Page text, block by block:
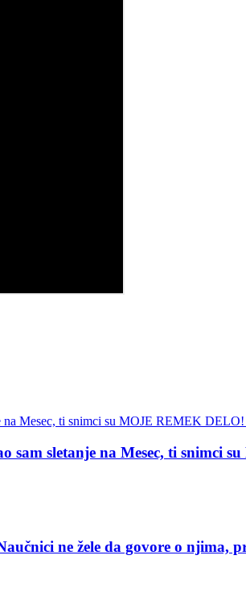
sletanje na Mesec, ti snimci
ne žele da govore o njima,